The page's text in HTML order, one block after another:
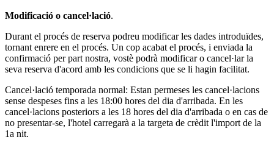
Modificació o cancel·lació.
Durant el procés de reserva podreu modificar les dades introduïdes,
tornant enrere en el procés. Un cop acabat el procés, i enviada la
confirmació per part nostra, vostè podrà modificar o cancel·lar la
seva reserva d'acord amb les condicions que se li hagin facilitat.
Cancel·lació temporada normal: Estan permeses les cancel·lacions
sense despeses fins a les 18:00 hores del dia d'arribada. En les
cancel·lacions posteriors a les 18 hores del dia d'arribada o en cas de
no presentar-se, l'hotel carregarà a la targeta de crèdit l'import de la
1a nit.